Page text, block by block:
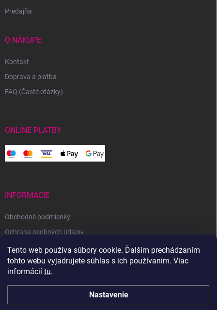
Tento web používa súbory cookie. Ďalším prechádzaním
tohto webu vyjadrujete súhlas s ich používaním. Viac
informácií tu.
Nastavenie
Predajňa
O NÁKUPE
Kontakt
Doprava a platba
FAQ (Časté otázky)
ONLINE PLATBY
INFORMÁCIE
Obchodné podmienky
Ochrana osobných údajov
Reklamačný poriadok
Odstúpenie od zmluvy